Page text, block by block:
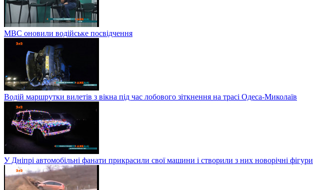
МВС оновили водійське посвідчення
Водій маршрутки вилетів з вікна під час лобового зіткнення на трасі Одеса-Миколаїв
У Дніпрі автомобільні фанати прикрасили свої машини і створили з них новорічні фігури